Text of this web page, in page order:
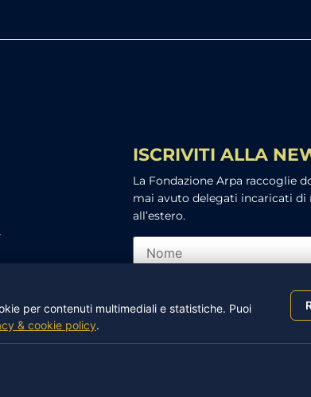
ISCRIVITI ALLA
La Fondazione Arpa raccoglie
mai avuto delegati incaricati di
all’estero.
Ho letto e accetto
per contenuti multimediali e statistiche. Puoi
& cookie policy.